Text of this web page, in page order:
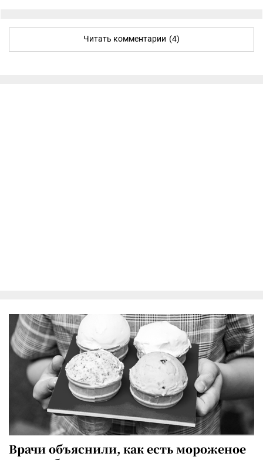
Читать комментарии (4)
Врачи объяснили, как есть мороженое